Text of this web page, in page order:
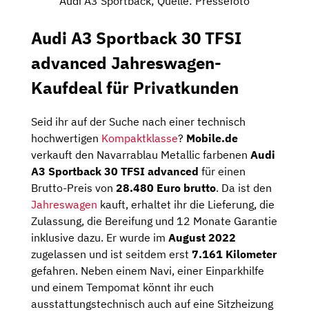
Audi A3 Sportback 30 TFSI
advanced Jahreswagen-
Kaufdeal für Privatkunden
Seid ihr auf der Suche nach einer technisch
hochwertigen Kompaktklasse? Mobile.de
verkauft den Navarrablau Metallic farbenen Audi
A3 Sportback 30 TFSI advanced für einen
Brutto-Preis von 28.480 Euro brutto. Da ist den
Jahreswagen kauft, erhaltet ihr die Lieferung, die
Zulassung, die Bereifung und 12 Monate Garantie
inklusive dazu. Er wurde im August 2022
zugelassen und ist seitdem erst 7.161 Kilometer
gefahren. Neben einem Navi, einer Einparkhilfe
und einem Tempomat könnt ihr euch
ausstattungstechnisch auch auf eine Sitzheizung